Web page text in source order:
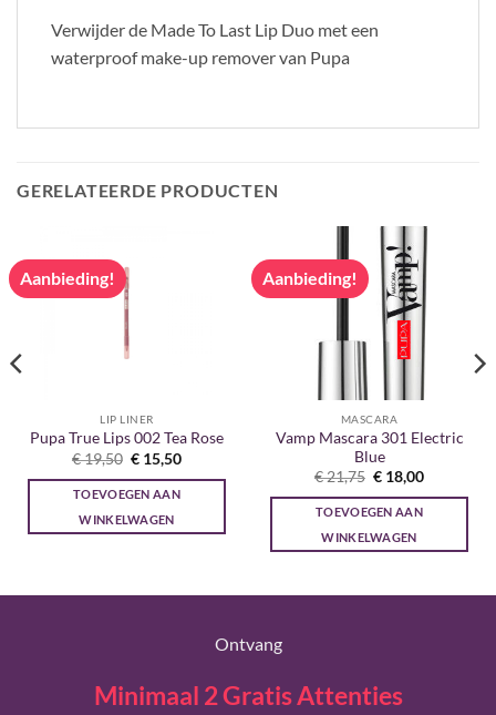
Verwijder de Made To Last Lip Duo met een
waterproof make-up remover van Pupa
GERELATEERDE PRODUCTEN
Aanbieding!
LIP LINER
Pupa True Lips 002 Tea Rose
€19,50 Oorspronkelijke
prijs
was:
€ 19,50.
€ 15,50Huidige
is:
TOEVOEGEN AAN
WINKELWAGEN
Aanbieding!
MASCARA
Vamp Mascara 301 Electric
Blue
€21,75 Oorspronkelijke
prijs
was:
€ 21,75.
€ 18,00Huidige
is:
TOEVOEGEN AAN
WINKELWAGEN
Ontvang
Minimaal 2 Gratis Attenties